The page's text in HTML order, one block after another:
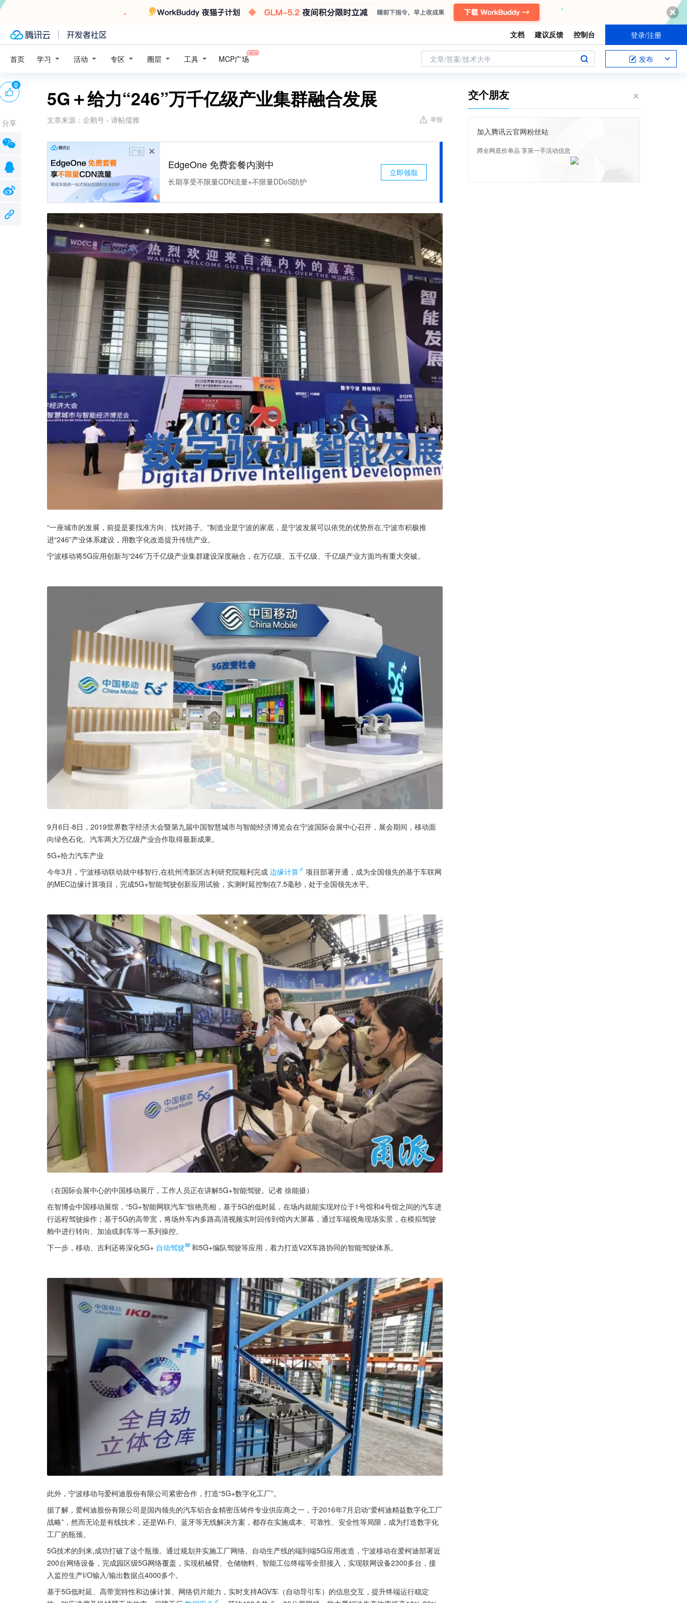
文档 建议反馈 控制台 登录/注册
首页 学习 活动 专区 圈层 工具 MCP广场 文章/答案/技术大牛 发布
5G＋给力“246”万千亿级产业集群融合发展
文章来源： 企鹅号 - 请帖儒雅 举报
广告
EdgeOne 免费套餐内测中
长期享受不限量CDN流量+不限量DDoS防护
立即领取
“一座城市的发展，前提是要找准方向、找对路子。”制造业是宁波的家底，是宁波发展可以依凭的优势所在,宁波市积极推
进“246”产业体系建设，用数字化改造提升传统产业。
宁波移动将5G应用创新与“246”万千亿级产业集群建设深度融合，在万亿级、五千亿级、千亿级产业方面均有重大突破。
9月6日-8日，2019世界数字经济大会暨第九届中国智慧城市与智能经济博览会在宁波国际会展中心召开，展会期间，移动面
向绿色石化、汽车两大万亿级产业合作取得最新成果。
5G+给力汽车产业
今年3月，宁波移动联动就中移智行,在杭州湾新区吉利研究院顺利完成 边缘计算
项目部署开通，成为全国领先的基于车联网
的MEC边缘计算项目，完成5G+智能驾驶创新应用试验，实测时延控制在7.5毫秒，处于全国领先水平。
（在国际会展中心的中国移动展厅，工作人员正在讲解5G+智能驾驶。记者 徐能摄）
在智博会中国移动展馆，“5G+智能网联汽车”惊艳亮相，基于5G的低时延，在场内就能实现对位于1号馆和4号馆之间的汽车进
行远程驾驶操作；基于5G的高带宽，将场外车内多路高清视频实时回传到馆内大屏幕，通过车端视角现场实景，在模拟驾驶
舱中进行转向、加油或刹车等一系列操控。
下一步，移动、吉利还将深化5G+ 自动驾驶 和5G+编队驾驶等应用，着力打造V2X车路协同的智能驾驶体系。
此外，宁波移动与爱柯迪股份有限公司紧密合作，打造“5G+数字化工厂”。
据了解，爱柯迪股份有限公司是国内领先的汽车铝合金精密压铸件专业供应商之一，于2016年7月启动“爱柯迪精益数字化工厂
战略”，然而无论是有线技术，还是Wi-Fi、蓝牙等无线解决方案，都存在实施成本、可靠性、安全性等局限，成为打造数字化
工厂的瓶颈。
5G技术的到来,成功打破了这个瓶颈。通过规划并实施工厂网络、自动生产线的端到端5G应用改造，宁波移动在爱柯迪部署近
200台网络设备，完成园区级5G网络覆盖，实现机械臂、仓储物料、智能工位终端等全部接入，实现联网设备2300多台，接
入监控生产I/O输入/输出数据点4000多个。
基于5G低时延、高带宽特性和边缘计算、网络切片能力，实时支持AGV车（自动导引车）的信息交互，提升终端运行稳定
0
分享
交个朋友
加入腾讯云官网粉丝站
蹲全网底价单品 享第一手活动信息